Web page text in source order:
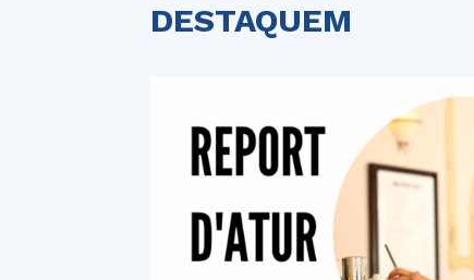
DESTAQUEM